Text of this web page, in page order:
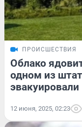
ПРОИСШЕСТВИЯ
Облако
одном из
эвакуировали
12 июня, 2025, 02:23